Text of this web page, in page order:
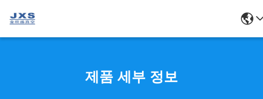
제품 세부 정보